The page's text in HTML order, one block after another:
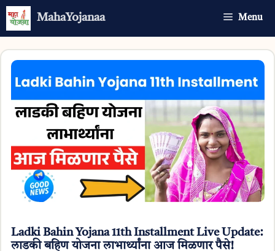
Skip
MahaYojanaa Menu
Ladki Bahin Yojana 11th Installment Live Update:
लाडकी बहिण योजना लाभार्थ्यांना आज मिळणार पैसे!